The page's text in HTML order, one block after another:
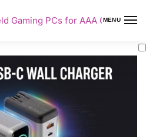
MENU
Gaming PCs for AAA Gaming